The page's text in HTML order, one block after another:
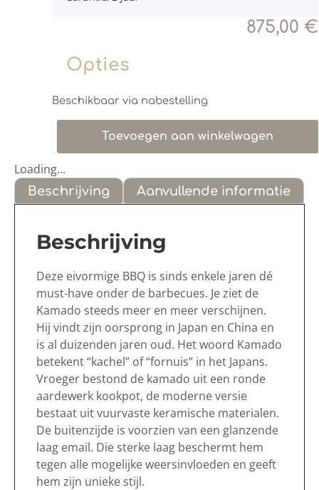
875,00 €
Opties
Beschikbaar via nabestelling
Toevoegen aan winkelwagen
Loading...
Beschrijving Aanvullende informatie
Beschrijving
Deze eivormige BBQ is sinds enkele jaren dé
must-have onder de barbecues. Je ziet de
Kamado steeds meer en meer verschijnen.
Hij vindt zijn oorsprong in Japan en China en
is al duizenden jaren oud. Het woord Kamado
betekent “kachel” of “fornuis” in het Japans.
Vroeger bestond de kamado uit een ronde
aardewerk kookpot, de moderne versie
bestaat uit vuurvaste keramische materialen.
De buitenzijde is voorzien van een glanzende
laag email. Die sterke laag beschermt hem
tegen alle mogelijke weersinvloeden en geeft
hem zijn unieke stijl.